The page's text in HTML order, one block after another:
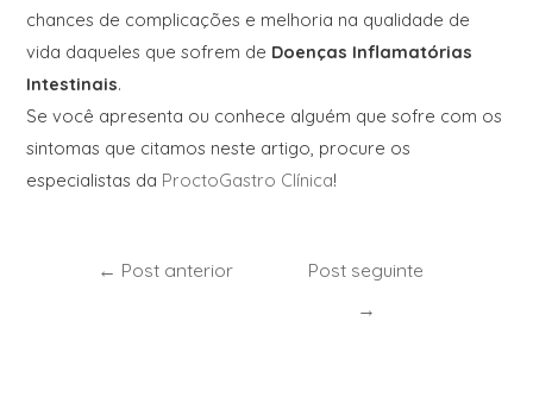
chances de complicações e melhoria na qualidade de
vida daqueles que sofrem de Doenças Inflamatórias
Intestinais.
Se você apresenta ou conhece alguém que sofre com os
sintomas que citamos neste artigo, procure os
especialistas da ProctoGastro Clínica!
← Post anterior
Post seguinte
→